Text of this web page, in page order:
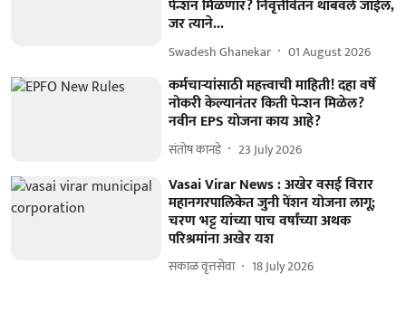
पेन्शन मिळणार? निवृत्तीवेतन थांबवले जाईल,
जर त्याने...
Swadesh Ghanekar 01 August 2026
कर्मचाऱ्यांसाठी महत्त्वाची माहिती! दहा वर्षे
नोकरी केल्यानंतर किती पेन्शन मिळेल?
नवीन EPS योजना काय आहे?
संतोष कानडे 23 July 2026
Vasai Virar News : अखेर वसई विरार
महानगरपालिकेत जुनी पेंशन योजना लागू;
चरण भट्ट यांच्या पाच वर्षांच्या अथक
परिश्रमांना अखेर यश
सकाळ वृत्तसेवा 18 July 2026